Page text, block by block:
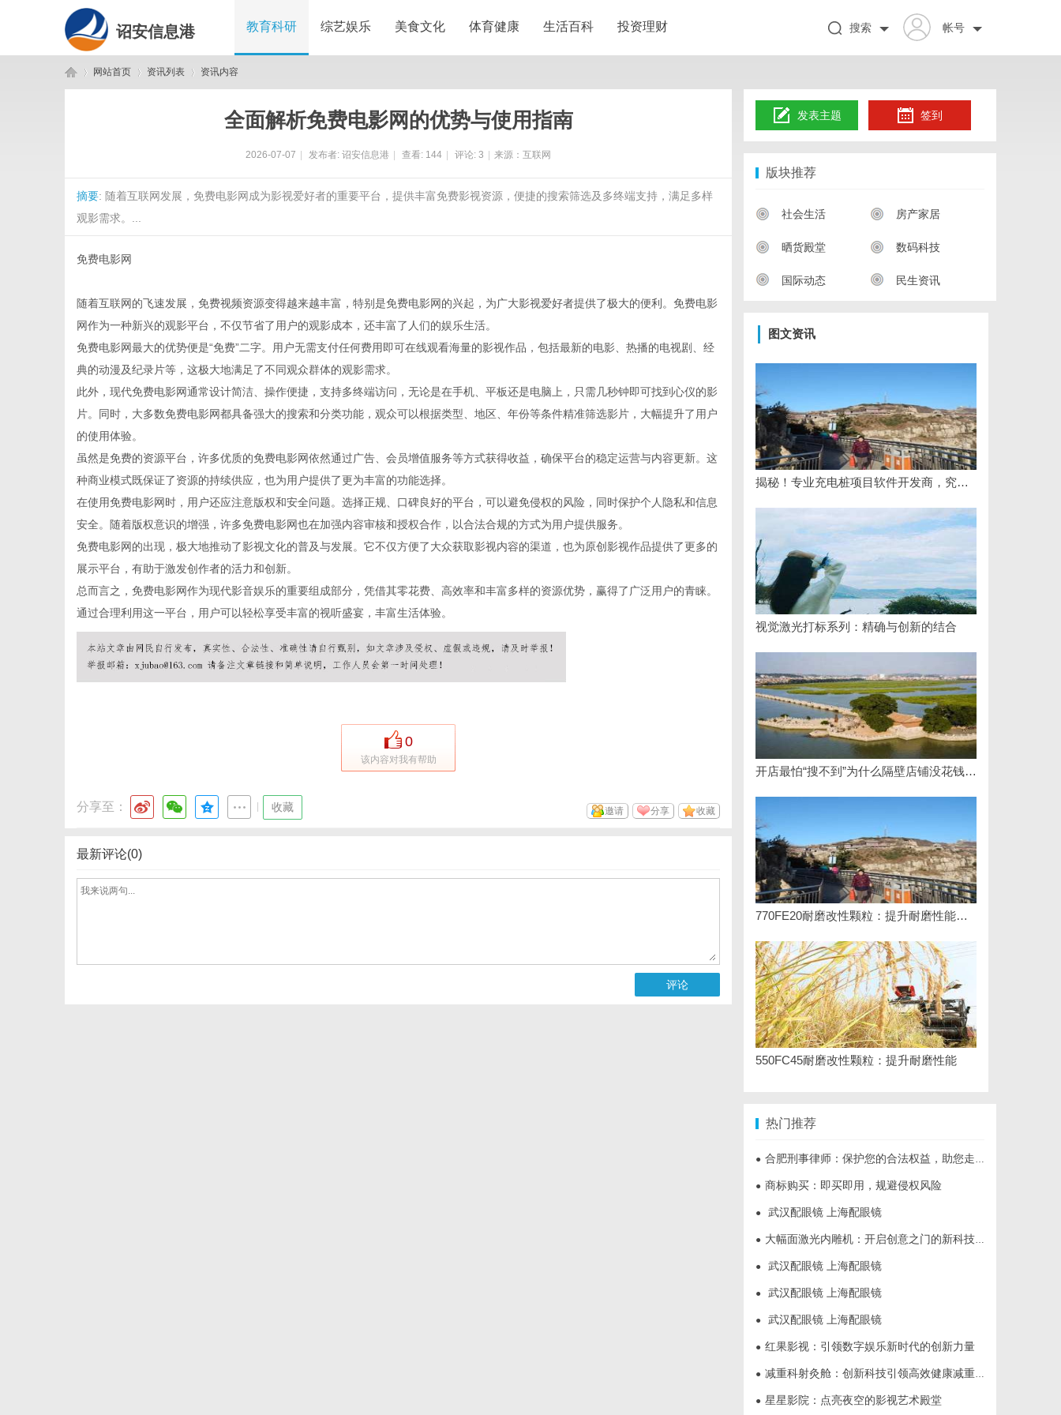
诏安信息港 教育科研 综艺娱乐 美食文化 体育健康 生活百科 投资理财 帐号
搜索
网站首页 资讯列表 资讯内容
全面解析免费电影网的优势与使用指南
2026-07-07 发布者: 诏安信息港 查看: 144 评论: 3 来源：互联网
摘要: 随着互联网发展，免费电影网成为影视爱好者的重要平台，提供丰富免费影视资源，便捷的搜索筛选及多终端支持，满足多样
观影需求。...
免费电影网
随着互联网的飞速发展，免费视频资源变得越来越丰富，特别是免费电影网的兴起，为广大影视爱好者提供了极大的便利。免费电影
网作为一种新兴的观影平台，不仅节省了用户的观影成本，还丰富了人们的娱乐生活。
免费电影网最大的优势便是“免费”二字。用户无需支付任何费用即可在线观看海量的影视作品，包括最新的电影、热播的电视剧、经
典的动漫及纪录片等，这极大地满足了不同观众群体的观影需求。
此外，现代免费电影网通常设计简洁、操作便捷，支持多终端访问，无论是在手机、平板还是电脑上，只需几秒钟即可找到心仪的影
片。同时，大多数免费电影网都具备强大的搜索和分类功能，观众可以根据类型、地区、年份等条件精准筛选影片，大幅提升了用户
的使用体验。
虽然是免费的资源平台，许多优质的免费电影网依然通过广告、会员增值服务等方式获得收益，确保平台的稳定运营与内容更新。这
种商业模式既保证了资源的持续供应，也为用户提供了更为丰富的功能选择。
在使用免费电影网时，用户还应注意版权和安全问题。选择正规、口碑良好的平台，可以避免侵权的风险，同时保护个人隐私和信息
安全。随着版权意识的增强，许多免费电影网也在加强内容审核和授权合作，以合法合规的方式为用户提供服务。
免费电影网的出现，极大地推动了影视文化的普及与发展。它不仅方便了大众获取影视内容的渠道，也为原创影视作品提供了更多的
展示平台，有助于激发创作者的活力和创新。
总而言之，免费电影网作为现代影音娱乐的重要组成部分，凭借其零花费、高效率和丰富多样的资源优势，赢得了广泛用户的青睐。
通过合理利用这一平台，用户可以轻松享受丰富的视听盛宴，丰富生活体验。
0
该内容对我有帮助
分享至： 收藏 收藏
分享
邀请
最新评论(0)
评论
发表主题 签到
版块推荐
社会生活 房产家居
晒货殿堂 数码科技
国际动态 民生资讯
图文资讯
揭秘！专业充电桩项目软件开发商，究竟藏着哪些行业秘诀？
视觉激光打标系列：精确与创新的结合
开店最怕“搜不到”为什么隔壁店铺没花钱，ai却天天给他免费派单？
770FE20耐磨改性颗粒：提升耐磨性能的革命性材料
550FC45耐磨改性颗粒：提升耐磨性能
热门推荐
● 合肥刑事律师：保护您的合法权益，助您走出法律困境
● 商标购买：即买即用，规避侵权风险
● 武汉配眼镜 上海配眼镜
● 大幅面激光内雕机：开启创意之门的新科技利器
● 武汉配眼镜 上海配眼镜
● 武汉配眼镜 上海配眼镜
● 武汉配眼镜 上海配眼镜
● 红果影视：引领数字娱乐新时代的创新力量
● 减重科射灸舱：创新科技引领高效健康减重新时代
● 星星影院：点亮夜空的影视艺术殿堂